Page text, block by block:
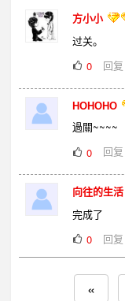
方小小
过关。
0
回复
HOHOHO
過關~~~~
0
回复
向往的生活
完成了
0
回复
«